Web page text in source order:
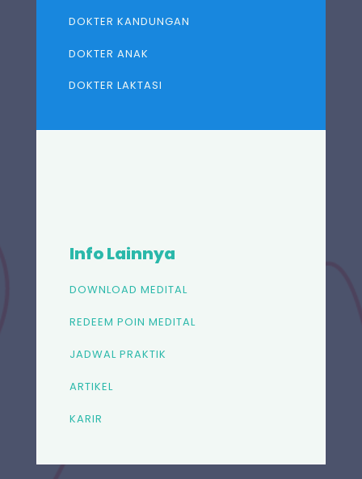
DOKTER KANDUNGAN
DOKTER ANAK
DOKTER LAKTASI
Info Lainnya
DOWNLOAD MEDITAL
REDEEM POIN MEDITAL
JADWAL PRAKTIK
ARTIKEL
KARIR